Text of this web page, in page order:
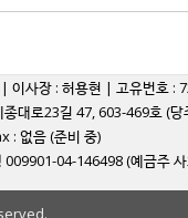
이사장 : 허용현 | 고유번호 :
대로23길 47, 603-469호 (당
: 없음 (준비 중)
009901-04-146498 (예금주